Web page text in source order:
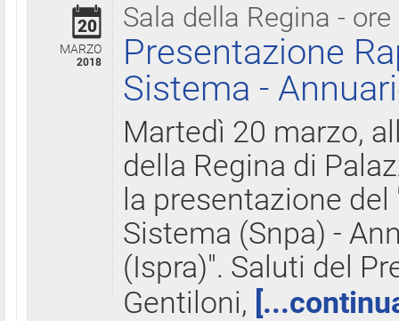
Sala della Regina - ore
20
MARZO
2018
Presentazione
Sistema -
Martedì 20 marzo,
della Regina di
la presentazione
Sistema (Snpa) -
(Ispra)". Saluti del
Gentiloni,